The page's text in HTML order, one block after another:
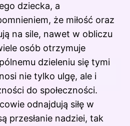
dziecka, a
że miłość oraz
na sile, nawet w obliczu
osób otrzymuje
dzieleniu się tymi
nie tylko ulgę, ale i
do społeczności.
odnajdują siłę w
przesłanie nadziei, tak